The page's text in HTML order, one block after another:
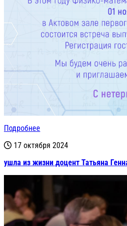
Подробнее
17 октября 2024
ушла из жизни доцент Татьяна